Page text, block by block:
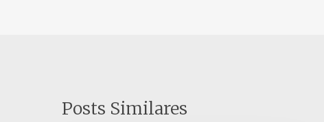
Posts Similares